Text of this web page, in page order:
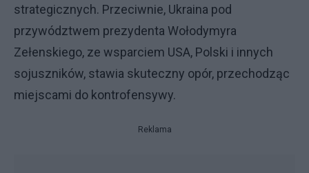
strategicznych. Przeciwnie, Ukraina pod
przywództwem prezydenta Wołodymyra
Zełenskiego, ze wsparciem USA, Polski i innych
sojuszników, stawia skuteczny opór, przechodząc
miejscami do kontrofensywy.
Reklama